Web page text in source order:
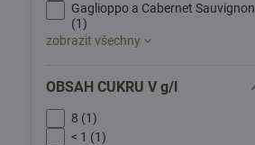
Gaglioppo a Cabernet Sauvignon
(1)
zobrazit všechny
OBSAH CUKRU V g/l
8 (1)
< 1 (1)